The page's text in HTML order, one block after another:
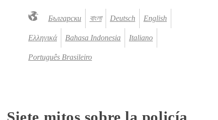
Български বাংলা Deutsch English
Ελληνικά Bahasa Indonesia Italiano
Português Brasileiro